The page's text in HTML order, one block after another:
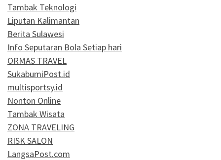
Tambak Teknologi
Liputan Kalimantan
Berita Sulawesi
Info Seputaran Bola Setiap hari
ORMAS TRAVEL
SukabumiPost.id
multisportsy.id
Nonton Online
Tambak Wisata
ZONA TRAVELING
RISK SALON
LangsaPost.com